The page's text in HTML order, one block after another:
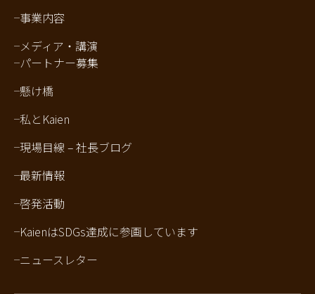
事業内容
メディア・講演
パートナー募集
懸け橋
私とKaien
現場目線 – 社長ブログ
最新情報
啓発活動
KaienはSDGs達成に参画しています
ニュースレター